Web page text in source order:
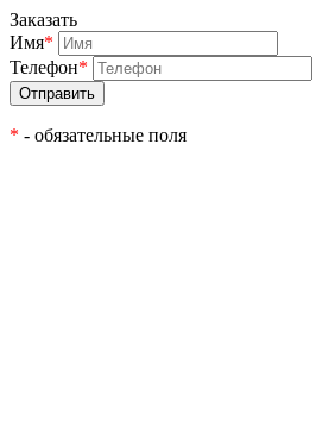
Заказать
Имя*
Телефон*
* - обязательные поля